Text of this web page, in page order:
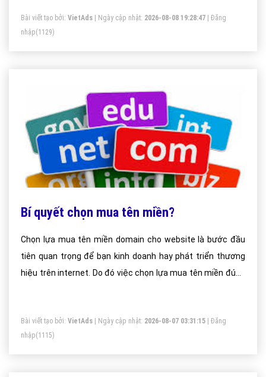
Bài viết tạo bởi: VietAds | Ngày cập nhật: 2026-08-08 19:28:47
Đăng
nhập(1129)
Bí quyết chọn mua tên miền?
Chọn lựa mua tên miền domain cho website là bước đầu
tiên quan trọng để bạn kinh doanh hay phát triển thương
hiệu trên internet. Do đó việc chọn lựa mua tên miền đúng
Bài viết tạo bởi: VietAds | Ngày cập nhật: 2026-08-07 03:31:15
Đăng
nhập(1115)